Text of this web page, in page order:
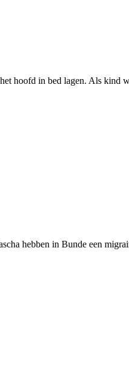
hoofd in bed lagen. Als kind
hebben in Bunde een